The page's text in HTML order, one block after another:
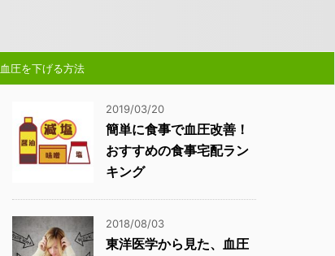
圧を下げる方法
2019/03/20
簡単に食事で血圧改善！
おすすめの食事宅配ラン
キング
2018/08/03
東洋医学から見た、血圧